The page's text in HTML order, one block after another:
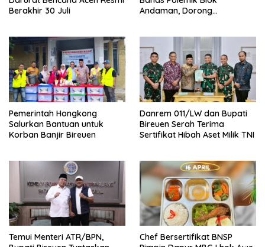
Berakhir 30 Juli
Andaman, Dorong
Pemerintah Hongkong
Salurkan Bantuan untuk
Korban Banjir Bireuen
Danrem 011/LW dan Bupati
Bireuen Serah Terima
Sertifikat Hibah Aset Milik TNI
Temui Menteri ATR/BPN,
Chef Bersertifikat BNSP